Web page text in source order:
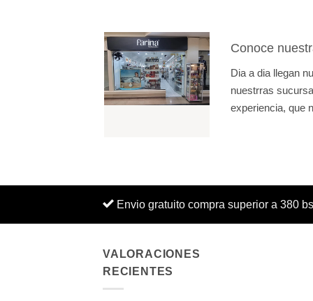
Conoce
Dia a dia llegan
nuestrras
experiencia, que
Envio gratuito compra superior a 380 bs
VALORACIONES
RECIENTES